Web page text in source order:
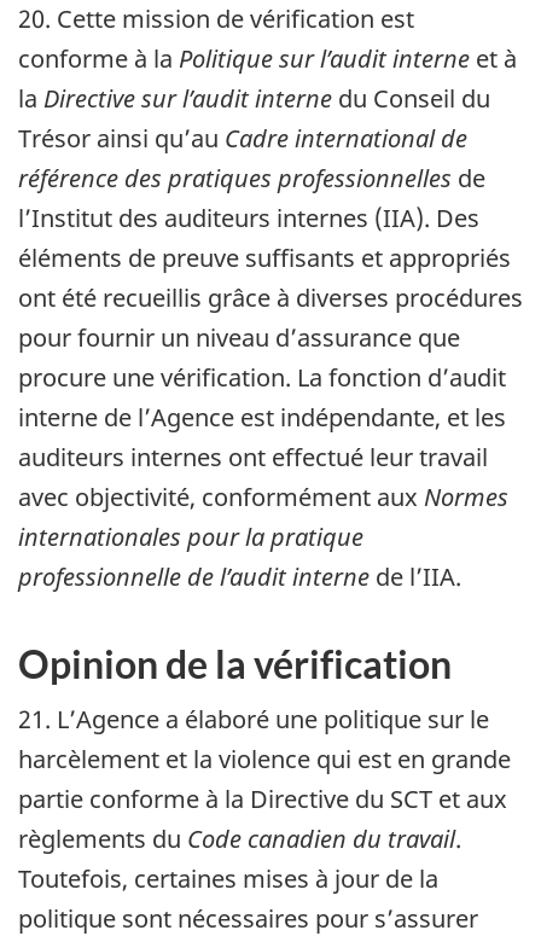
20. Cette mission de vérification est
conforme à la Politique sur l’audit interne et à
la Directive sur l’audit interne du Conseil du
Trésor ainsi qu’au Cadre international de
référence des pratiques professionnelles de
l’Institut des auditeurs internes (IIA). Des
éléments de preuve suffisants et appropriés
ont été recueillis grâce à diverses procédures
pour fournir un niveau d’assurance que
procure une vérification. La fonction d’audit
interne de l’Agence est indépendante, et les
auditeurs internes ont effectué leur travail
avec objectivité, conformément aux Normes
internationales pour la pratique
professionnelle de l’audit interne de l’IIA.
Opinion de la vérification
21. L’Agence a élaboré une politique sur le
harcèlement et la violence qui est en grande
partie conforme à la Directive du SCT et aux
règlements du Code canadien du travail.
Toutefois, certaines mises à jour de la
politique sont nécessaires pour s’assurer